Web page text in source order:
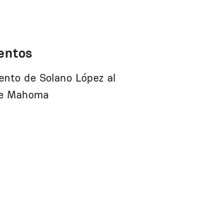
de Solano López al
Mahoma